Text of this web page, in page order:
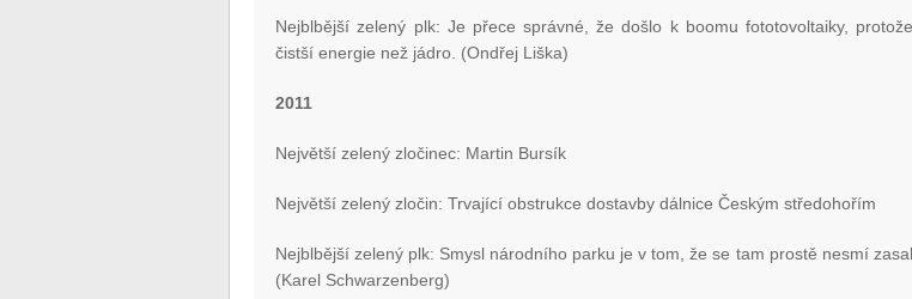
Nejblbější zelený plk: Je přece správné, že došlo k boomu fototovoltaiky,
čistší energie než jádro. (Ondřej Liška)
2011
Největší zelený zločinec: Martin Bursík
Největší zelený zločin: Trvající obstrukce dostavby dálnice Českým středohořím
Nejblbější zelený plk: Smysl národního parku je v tom, že se tam prostě nesmí
(Karel Schwarzenberg)